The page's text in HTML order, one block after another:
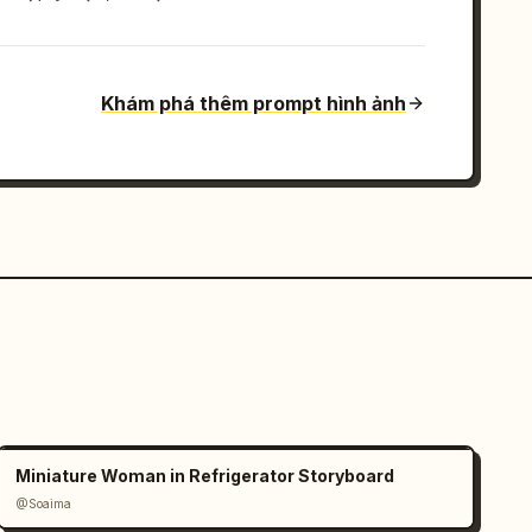
Khám phá thêm prompt hình ảnh
Miniature Woman in Refrigerator Storyboard
@Soaima